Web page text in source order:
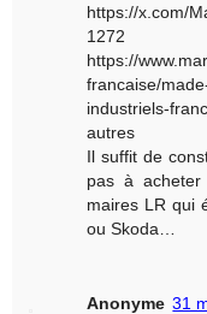
https://x.com/
1272
https://
francaise/
industriels-
autres
Il suffit de
pas à acheter
maires LR qui
ou Skoda…
Anonyme 31